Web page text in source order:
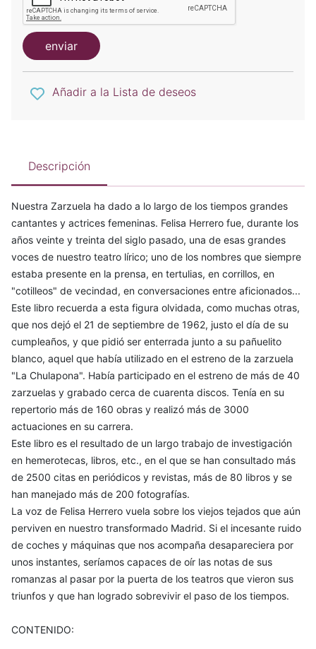
enviar
Añadir a la Lista de deseos
Descripción
Nuestra Zarzuela ha dado a lo largo de los tiempos grandes
cantantes y actrices femeninas. Felisa Herrero fue, durante los
años veinte y treinta del siglo pasado, una de esas grandes
voces de nuestro teatro lírico; uno de los nombres que siempre
estaba presente en la prensa, en tertulias, en corrillos, en
"cotilleos" de vecindad, en conversaciones entre aficionados...
Este libro recuerda a esta figura olvidada, como muchas otras,
que nos dejó el 21 de septiembre de 1962, justo el día de su
cumpleaños, y que pidió ser enterrada junto a su pañuelito
blanco, aquel que había utilizado en el estreno de la zarzuela
"La Chulapona". Había participado en el estreno de más de 40
zarzuelas y grabado cerca de cuarenta discos. Tenía en su
repertorio más de 160 obras y realizó más de 3000
actuaciones en su carrera.
Este libro es el resultado de un largo trabajo de investigación
en hemerotecas, libros, etc., en el que se han consultado más
de 2500 citas en periódicos y revistas, más de 80 libros y se
han manejado más de 200 fotografías.
La voz de Felisa Herrero vuela sobre los viejos tejados que aún
perviven en nuestro transformado Madrid. Si el incesante ruido
de coches y máquinas que nos acompaña desapareciera por
unos instantes, seríamos capaces de oír las notas de sus
romanzas al pasar por la puerta de los teatros que vieron sus
triunfos y que han logrado sobrevivir el paso de los tiempos.
CONTENIDO: